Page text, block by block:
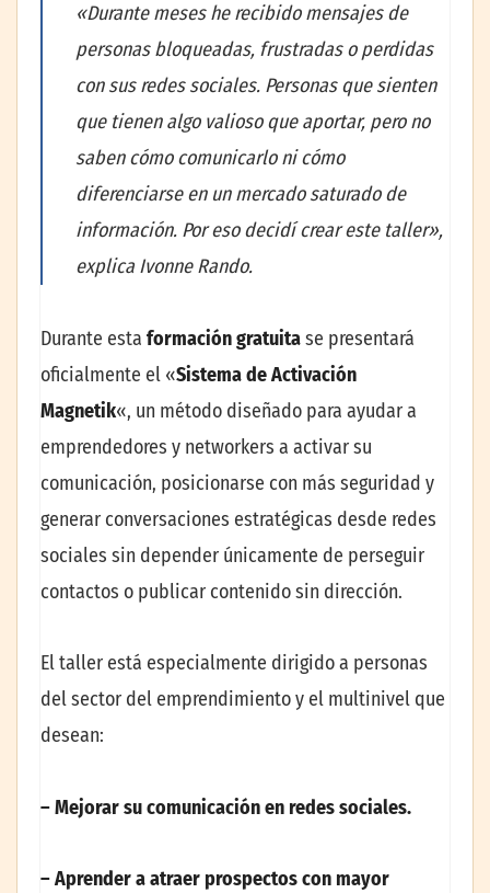
«Durante meses he recibido mensajes de
personas bloqueadas, frustradas o perdidas
con sus redes sociales. Personas que sienten
que tienen algo valioso que aportar, pero no
saben cómo comunicarlo ni cómo
diferenciarse en un mercado saturado de
información. Por eso decidí crear este taller»,
explica Ivonne Rando.
Durante esta formación gratuitase presentará
oficialmente el «Sistema de Activación
Magnetik«, un método diseñado para ayudar a
emprendedores y networkers a activar su
comunicación, posicionarse con más seguridad y
generar conversaciones estratégicas desde redes
sociales sin depender únicamente de perseguir
contactos o publicar contenido sin dirección.
El taller está especialmente dirigido a personas
del sector del emprendimiento y el multinivel que
desean:
– Mejorar su comunicación en redes sociales.
– Aprender a atraer prospectos con mayor